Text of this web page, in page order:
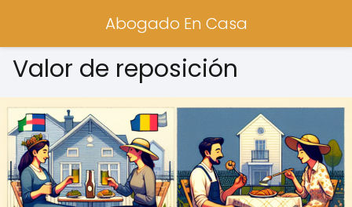
Abogado En Casa
Valor de reposición